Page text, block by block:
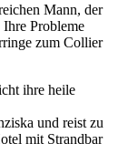
Mann, der
Probleme
zum Collier
ihre heile
und reist zu
mit Strandbar